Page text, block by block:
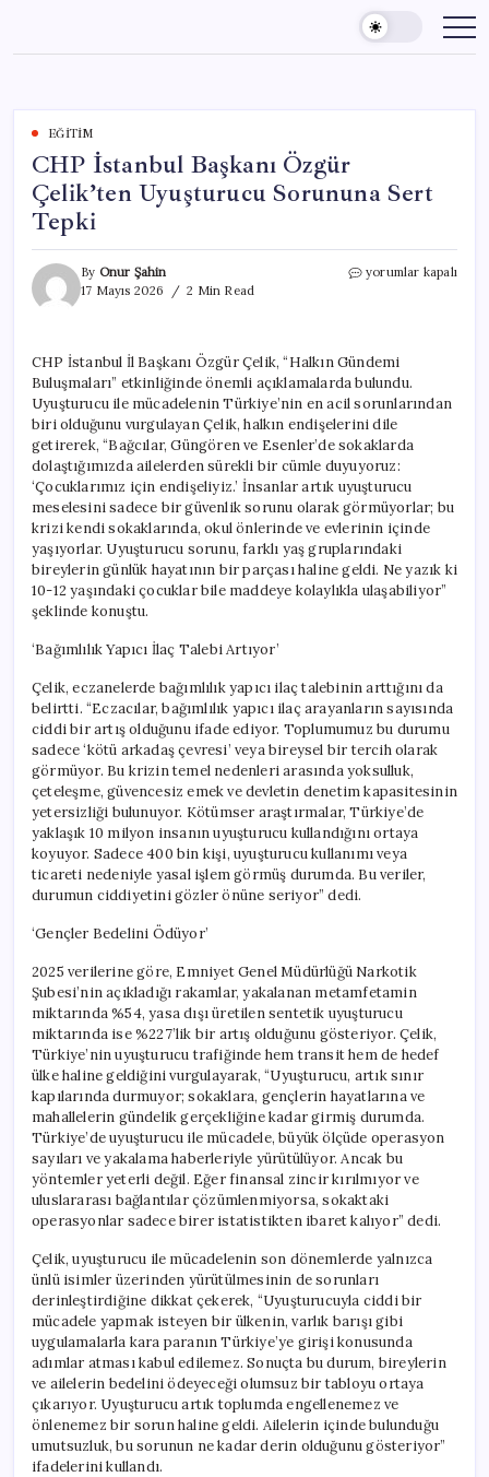
content
EĞITIM
CHP İstanbul Başkanı Özgür
Çelik’ten Uyuşturucu Sorununa Sert
Tepki
By Onur Şahin
17 Mayıs 2026
2 Min Read
CHP
Uyuşturucu
Sorununa
Sert
Tepki
için
yorumlar kapalı
CHP İstanbul İl Başkanı Özgür Çelik, “Halkın Gündemi
Buluşmaları” etkinliğinde önemli açıklamalarda bulundu.
Uyuşturucu ile mücadelenin Türkiye’nin en acil sorunlarından
biri olduğunu vurgulayan Çelik, halkın endişelerini dile
getirerek, “Bağcılar, Güngören ve Esenler’de sokaklarda
dolaştığımızda ailelerden sürekli bir cümle duyuyoruz:
‘Çocuklarımız için endişeliyiz.’ İnsanlar artık uyuşturucu
meselesini sadece bir güvenlik sorunu olarak görmüyorlar; bu
krizi kendi sokaklarında, okul önlerinde ve evlerinin içinde
yaşıyorlar. Uyuşturucu sorunu, farklı yaş gruplarındaki
bireylerin günlük hayatının bir parçası haline geldi. Ne yazık ki
10-12 yaşındaki çocuklar bile maddeye kolaylıkla ulaşabiliyor”
şeklinde konuştu.
‘Bağımlılık Yapıcı İlaç Talebi Artıyor’
Çelik, eczanelerde bağımlılık yapıcı ilaç talebinin arttığını da
belirtti. “Eczacılar, bağımlılık yapıcı ilaç arayanların sayısında
ciddi bir artış olduğunu ifade ediyor. Toplumumuz bu durumu
sadece ‘kötü arkadaş çevresi’ veya bireysel bir tercih olarak
görmüyor. Bu krizin temel nedenleri arasında yoksulluk,
çeteleşme, güvencesiz emek ve devletin denetim kapasitesinin
yetersizliği bulunuyor. Kötümser araştırmalar, Türkiye’de
yaklaşık 10 milyon insanın uyuşturucu kullandığını ortaya
koyuyor. Sadece 400 bin kişi, uyuşturucu kullanımı veya
ticareti nedeniyle yasal işlem görmüş durumda. Bu veriler,
durumun ciddiyetini gözler önüne seriyor” dedi.
‘Gençler Bedelini Ödüyor’
2025 verilerine göre, Emniyet Genel Müdürlüğü Narkotik
Şubesi’nin açıkladığı rakamlar, yakalanan metamfetamin
miktarında %54, yasa dışı üretilen sentetik uyuşturucu
miktarında ise %227’lik bir artış olduğunu gösteriyor. Çelik,
Türkiye’nin uyuşturucu trafiğinde hem transit hem de hedef
ülke haline geldiğini vurgulayarak, “Uyuşturucu, artık sınır
kapılarında durmuyor; sokaklara, gençlerin hayatlarına ve
mahallelerin gündelik gerçekliğine kadar girmiş durumda.
Türkiye’de uyuşturucu ile mücadele, büyük ölçüde operasyon
sayıları ve yakalama haberleriyle yürütülüyor. Ancak bu
yöntemler yeterli değil. Eğer finansal zincir kırılmıyor ve
uluslararası bağlantılar çözümlenmiyorsa, sokaktaki
operasyonlar sadece birer istatistikten ibaret kalıyor” dedi.
Çelik, uyuşturucu ile mücadelenin son dönemlerde yalnızca
ünlü isimler üzerinden yürütülmesinin de sorunları
derinleştirdiğine dikkat çekerek, “Uyuşturucuyla ciddi bir
mücadele yapmak isteyen bir ülkenin, varlık barışı gibi
uygulamalarla kara paranın Türkiye’ye girişi konusunda
adımlar atması kabul edilemez. Sonuçta bu durum, bireylerin
ve ailelerin bedelini ödeyeceği olumsuz bir tabloyu ortaya
çıkarıyor. Uyuşturucu artık toplumda engellenemez ve
önlenemez bir sorun haline geldi. Ailelerin içinde bulunduğu
umutsuzluk, bu sorunun ne kadar derin olduğunu gösteriyor”
ifadelerini kullandı.